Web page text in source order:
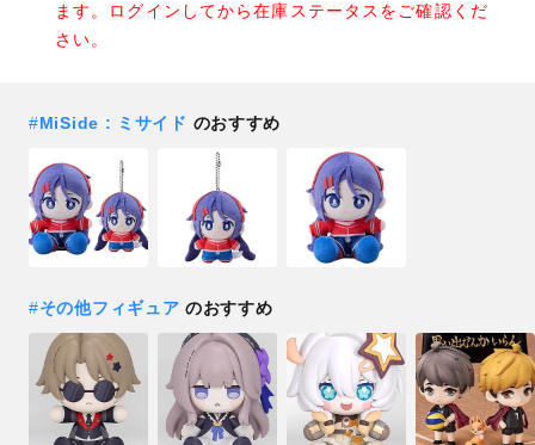
ます。ログインしてから在庫ステータスをご確認くだ
さい。
#MiSide : ミサイド のおすすめ
#その他フィギュア のおすすめ